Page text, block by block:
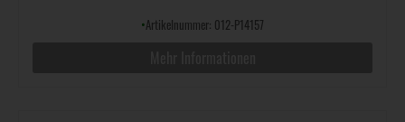
•Artikelnummer: 012-P14157